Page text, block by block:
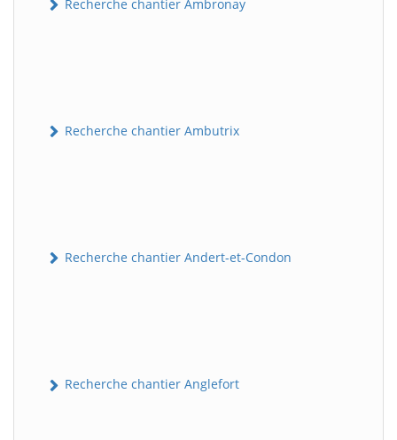
Recherche chantier Ambronay
Recherche chantier Ambutrix
Recherche chantier Andert-et-Condon
Recherche chantier Anglefort